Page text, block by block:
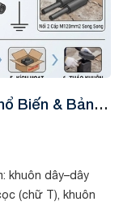
Biến & Bảng
khuôn dây–dây
(chữ T), khuôn